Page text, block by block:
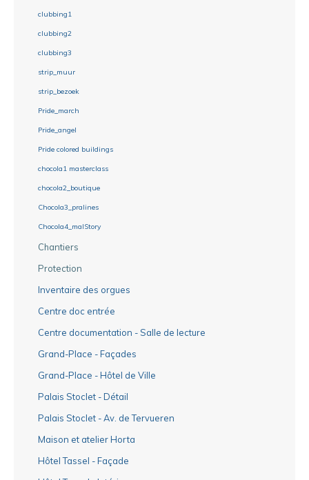
clubbing1
clubbing2
clubbing3
strip_muur
strip_bezoek
Pride_march
Pride_angel
Pride colored buildings
chocola1 masterclass
chocola2_boutique
Chocola3_pralines
Chocola4_malStory
Chantiers
Protection
Inventaire des orgues
Centre doc entrée
Centre documentation - Salle de lecture
Grand-Place - Façades
Grand-Place - Hôtel de Ville
Palais Stoclet - Détail
Palais Stoclet - Av. de Tervueren
Maison et atelier Horta
Hôtel Tassel - Façade